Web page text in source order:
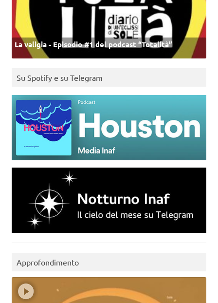
La valigia - Episodio #1 del podcast “Totalità”
Su Spotify e su Telegram
Approfondimento